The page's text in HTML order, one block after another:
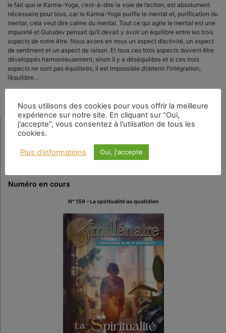
le fait que le Karma-Yoga, c’est-à-dire la voie de l’action, est absolument
nécessaire pour tous, car le Karma-Yoga purifie le mental et, purification du
mental, cela veut dire calme du mental. Tout ce qui agite le mental est une
impureté et Gurudev pensait qu’il devait y avoir un équilibre entre les trois
aspects de notre être. Nous avons en nous un aspect d’activité, un aspect
de sentiment et un aspect de raison. Et tous ces trois aspects doivent être
développés harmonieusement, sinon il y a déséquilibre et si ces trois
aspects ne sont pas équilibrés, il est impossible d’obtenir l’intégration,
l’équilibre…
Rechercher
Numéro en cours
N° 159 – La spiritualité au quotidien
Nous utilisons des cookies pour vous offrir la meilleure
expérience sur notre site. En cliquant sur “Oui,
j'accepte”, vous consentez à l'utiisation de tous les
cookies.
Plus d'informations Oui, j'accepte